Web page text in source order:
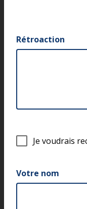
Rétroaction
J
e
u
d
Je voudrais
Votre nom